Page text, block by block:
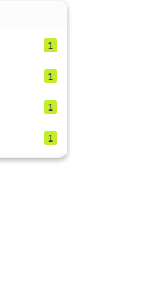
1
1
1
1